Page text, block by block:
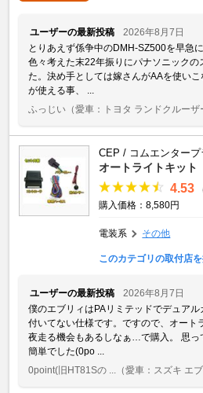
ユーザーの最新投稿
2026年8月7日
とりあえず係争中のDMH-SZ500を早急
色々考えた末22年振りにパナソニックの
た。決め手としては嫁さんがAAを使い
が使える事、 ...
ふっじい （愛車：トヨタ ランドクルーザ
CEP / コムエンタープ
オートライトキット
4.53
購入価格：8,580円
電装系 その他
このカテゴリの取付店
ユーザーの最新投稿
2026年8月7日
僕のエブリィはPAリミテッドでデュアル
付いてない仕様です。ですので、オート
夜走る機会もあるしなぁ…で購入。 思っ
簡単でした(0po ...
0point(旧HT81Sの ...
（愛車：スズキ エブ